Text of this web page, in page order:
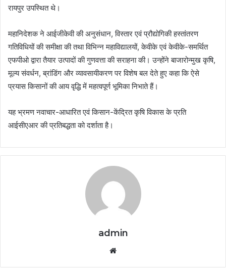
रायपुर उपस्थित थे।
महानिदेशक ने आईजीकेवी की अनुसंधान, विस्तार एवं प्रौद्योगिकी हस्तांतरण
गतिविधियों की समीक्षा की तथा विभिन्न महाविद्यालयों, केवीके एवं केवीके-समर्थित
एफपीओ द्वारा तैयार उत्पादों की गुणवत्ता की सराहना की। उन्होंने बाजारोन्मुख कृषि,
मूल्य संवर्धन, ब्रांडिंग और व्यावसायीकरण पर विशेष बल देते हुए कहा कि ऐसे
प्रयास किसानों की आय वृद्धि में महत्वपूर्ण भूमिका निभाते हैं।
यह भ्रमण नवाचार-आधारित एवं किसान-केंद्रित कृषि विकास के प्रति
आईसीएआर की प्रतिबद्धता को दर्शाता है।
admin